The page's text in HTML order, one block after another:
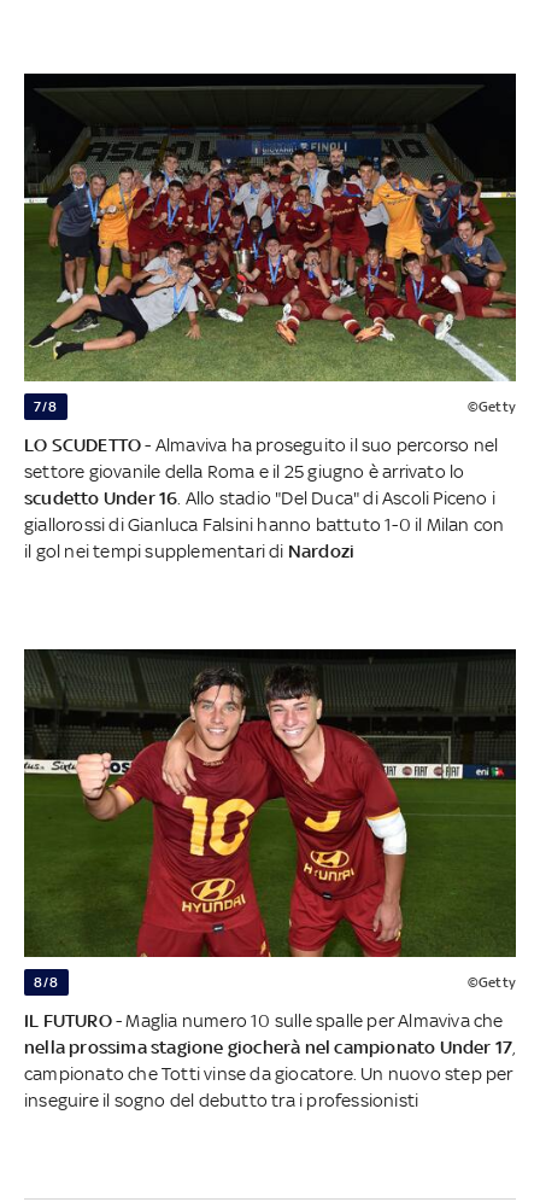
7/8 ©Getty
LO SCUDETTO- Almaviva ha proseguito il suo percorso nel
settore giovanile della Roma e il 25 giugno è arrivato lo
scudetto Under 16 . Allo stadio "Del Duca" di Ascoli Piceno i
giallorossi di Gianluca Falsini hanno battuto 1-0 il Milan con
il gol nei tempi supplementari di Nardozi
8/8 ©Getty
IL FUTURO- Maglia numero 10 sulle spalle per Almaviva che
nella prossima stagione giocherà nel campionato Under 17
campionato che Totti vinse da giocatore. Un nuovo step per
inseguire il sogno del debutto tra i professionisti